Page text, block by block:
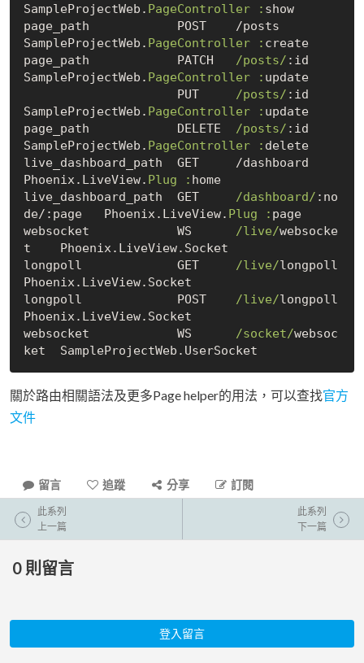
SampleProjectWeb. PageController : show
page_path            POST    /posts
SampleProjectWeb. PageController : create
page_path            PATCH /posts/ :id
SampleProjectWeb. PageController : update
                     PUT
/posts/ :id
SampleProjectWeb. PageController : update
page_path            DELETE /posts/ :id
SampleProjectWeb. PageController : delete
live_dashboard_path  GET     /dashboard
Phoenix.LiveView. Plug : home
live_dashboard_path  GET /dashboard/ :no
de/:page   Phoenix.LiveView. Plug : page
websocket            WS /live/websocke
t    Phoenix.LiveView.Socket
longpoll             GET /live/longpoll
Phoenix.LiveView.Socket
longpoll             POST /live/longpoll
Phoenix.LiveView.Socket
websocket            WS /socket/websoc
關於路由相關語法及更多Page helper的用法，可以查找官方
文件
留言 追蹤 分享 訂閱
此系列
上一篇
此系列
下一篇
0 則留言
登入留言